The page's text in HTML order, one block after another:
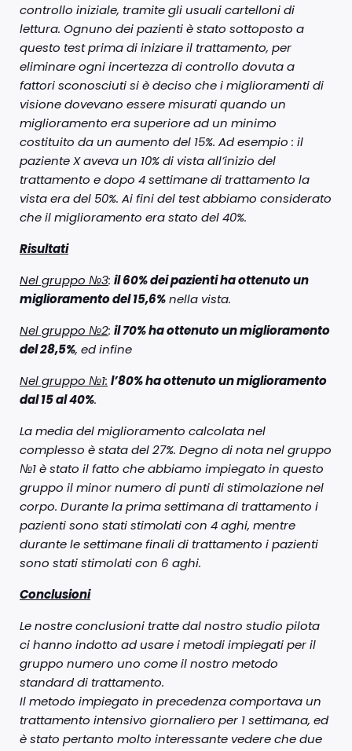
controllo iniziale, tramite gli usuali cartelloni di
lettura. Ognuno dei pazienti è stato sottoposto a
questo test prima di iniziare il trattamento, per
eliminare ogni incertezza di controllo dovuta a
fattori sconosciuti si è deciso che i miglioramenti di
visione dovevano essere misurati quando un
miglioramento era superiore ad un minimo
costituito da un aumento del 15%. Ad esempio : il
paziente X aveva un 10% di vista all’inizio del
trattamento e dopo 4 settimane di trattamento la
vista era del 50%. Ai fini del test abbiamo considerato
che il miglioramento era stato del 40%.
Risultati
Nel gruppo №3: il 60% dei pazienti ha ottenuto un
miglioramento del 15,6%nella vista.
Nel gruppo №2: il 70% ha ottenuto un miglioramento
del 28,5%, ed infine
Nel gruppo №1: l’80% ha ottenuto un miglioramento
dal 15 al 40%.
La media del miglioramento calcolata nel
complesso è stata del 27%. Degno di nota nel gruppo
№1 è stato il fatto che abbiamo impiegato in questo
gruppo il minor numero di punti di stimolazione nel
corpo. Durante la prima settimana di trattamento i
pazienti sono stati stimolati con 4 aghi, mentre
durante le settimane finali di trattamento i pazienti
sono stati stimolati con 6 aghi.
Conclusioni
Le nostre conclusioni tratte dal nostro studio pilota
ci hanno indotto ad usare i metodi impiegati per il
gruppo numero uno come il nostro metodo
standard di trattamento.
Il metodo impiegato in precedenza comportava un
trattamento intensivo giornaliero per 1 settimana, ed
è stato pertanto molto interessante vedere che due